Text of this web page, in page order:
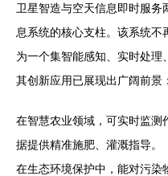
卫星智造与空天信息即时服
息系统的核心支柱。该系统
为一个集智能感知、实时处理
其创新应用已展现出广阔前景：
在智慧农业领域，可实时监测
据提供精准施肥、灌溉指导。
在生态环境保护中，能对污染